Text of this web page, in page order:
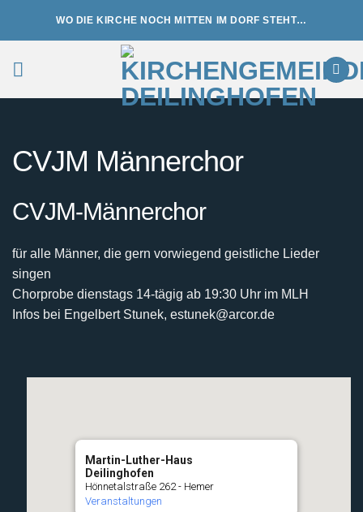
WO DIE KIRCHE NOCH MITTEN IM DORF STEHT…
CVJM Männerchor
CVJM-Männerchor
für alle Männer, die gern vorwiegend geistliche Lieder
singen
Chorprobe dienstags 14-tägig ab 19:30 Uhr im MLH
Infos bei Engelbert Stunek, estunek@arcor.de
Martin-Luther-Haus
Deilinghofen
Hönnetalstraße 262 - Hemer
Veranstaltungen